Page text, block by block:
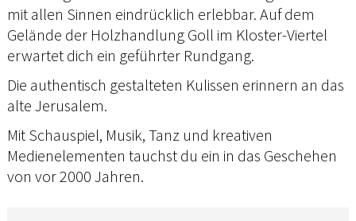
mit allen Sinnen eindrücklich erlebbar. Auf dem
Gelände der Holzhandlung Goll im Kloster-Viertel
erwartet dich ein geführter Rundgang.
Die authentisch gestalteten Kulissen erinnern an das
alte Jerusalem.
Mit Schauspiel, Musik, Tanz und kreativen
Medienelementen tauchst du ein in das Geschehen
von vor 2000 Jahren.